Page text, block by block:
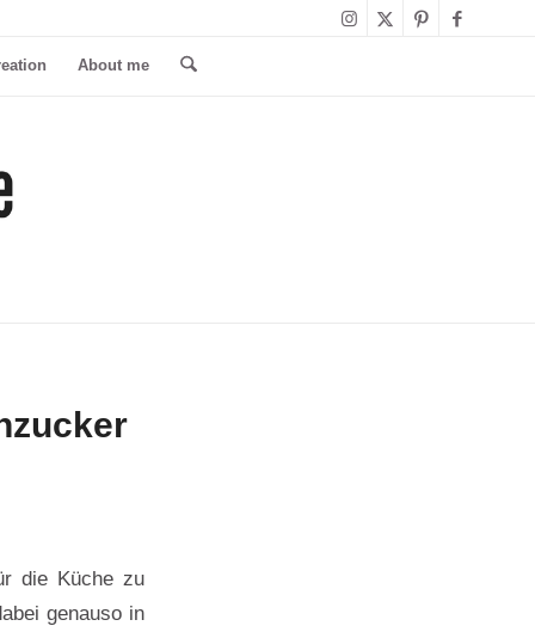
About me
die Küche zu
genauso in